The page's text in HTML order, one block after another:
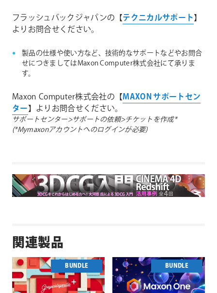
フラッシュバックジャパンの【テクニカルサポート】
よりお問合せください。
製品の仕様や使い方など、技術的なサポートなどやお問合
せにつきましてはMaxon Computer株式会社にて承りま
す。
Maxon Computer株式会社の【MAXON サポートセン
ター】よりお問合せください。
サポートセンター>サポートの依頼>チケットを作成*
(*Mymaxonアカウントへのログインが必要)
関連製品
BUNDLE BUNDLE